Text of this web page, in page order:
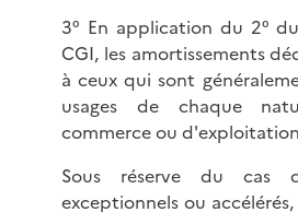
3° En application du 2°
CGI, les amortissements
à ceux qui sont
usages de chaque
commerce ou
Sous réserve du cas
exceptionnels ou